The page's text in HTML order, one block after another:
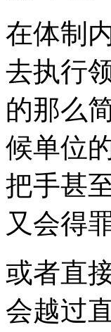
在体制
去执行
的那么
候单位
把手甚
又会得
或者直
会越过